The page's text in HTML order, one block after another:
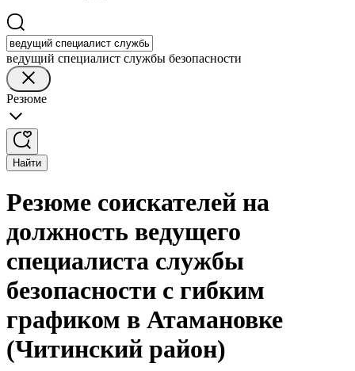
ведущий специалист службы безопасности
Резюме
Найти
Резюме соискателей на
должность ведущего
специалиста службы
безопасности с гибким
графиком в Атамановке
(Читинский район)